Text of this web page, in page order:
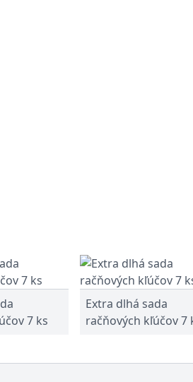
7 ks
Extra dlhá sada
račňových kľúčov 7